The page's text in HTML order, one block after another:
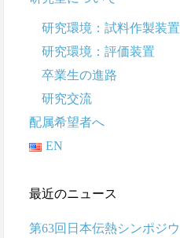
研究環境：試料作製装置
研究環境：評価装置
卒業生の進路
研究交流
配属希望者へ
EN
最近のニュース
第63回日本伝熱シンポジウ